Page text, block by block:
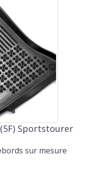
Sportstourer
sur mesure